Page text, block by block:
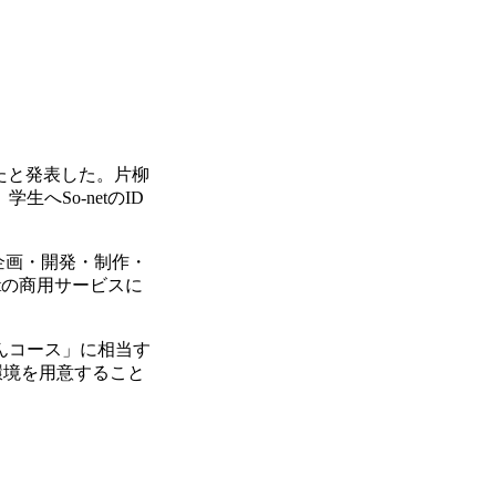
発表した。片柳
生へSo-netのID
・開発・制作・
商用サービスに
コース」に相当す
を用意すること